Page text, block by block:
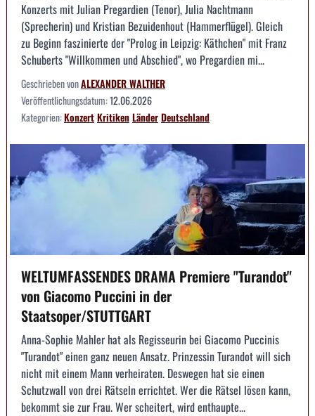
Konzerts mit Julian Pregardien (Tenor), Julia Nachtmann
(Sprecherin) und Kristian Bezuidenhout (Hammerflügel). Gleich
zu Beginn faszinierte der "Prolog in Leipzig: Käthchen" mit Franz
Schuberts "Willkommen und Abschied", wo Pregardien mi...
Geschrieben vonALEXANDER WALTHER
Veröffentlichungsdatum:12.06.2026
Kategorien:KonzertKritikenLänderDeutschland
WELTUMFASSENDES DRAMA Premiere "Turandot"
von Giacomo Puccini in der
Staatsoper/STUTTGART
Anna-Sophie Mahler hat als Regisseurin bei Giacomo Puccinis
"Turandot" einen ganz neuen Ansatz. Prinzessin Turandot will sich
nicht mit einem Mann verheiraten. Deswegen hat sie einen
Schutzwall von drei Rätseln errichtet. Wer die Rätsel lösen kann,
bekommt sie zur Frau. Wer scheitert, wird enthaupte...